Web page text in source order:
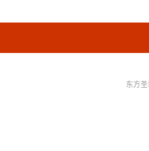
东方